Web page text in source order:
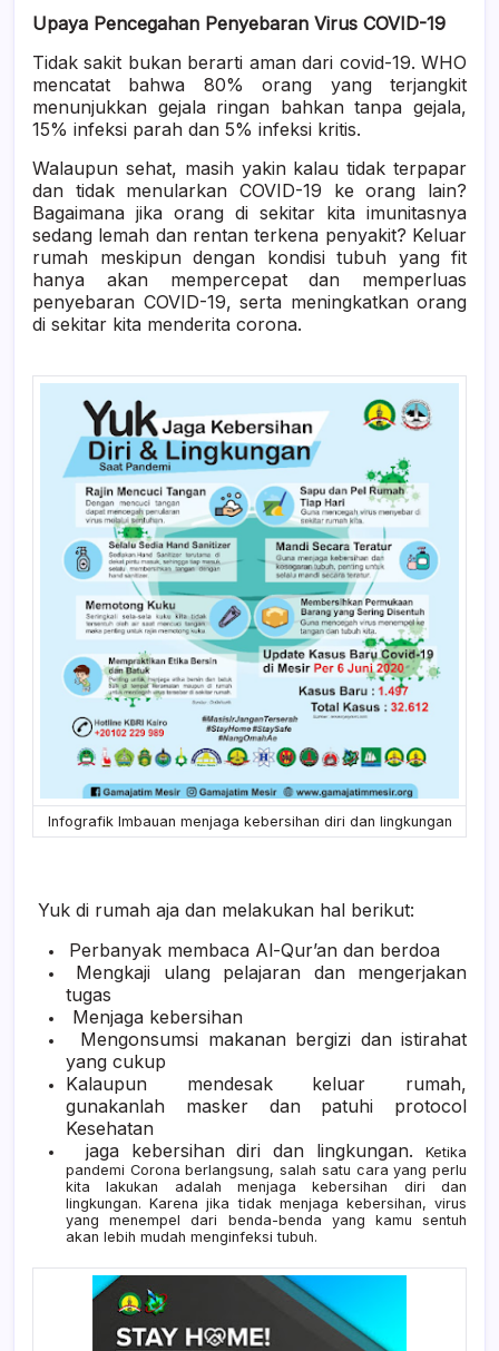
Upaya Pencegahan Penyebaran Virus COVID-19
Tidak sakit bukan berarti aman dari covid-19. WHO
mencatat bahwa 80% orang yang terjangkit
menunjukkan gejala ringan bahkan tanpa gejala,
15% infeksi parah dan 5% infeksi kritis.
Walaupun sehat, masih yakin kalau tidak terpapar
dan tidak menularkan COVID-19 ke orang lain?
Bagaimana jika orang di sekitar kita imunitasnya
sedang lemah dan rentan terkena penyakit? Keluar
rumah meskipun dengan kondisi tubuh yang fit
hanya akan mempercepat dan memperluas
penyebaran COVID-19, serta meningkatkan orang
di sekitar kita menderita corona.
Infografik Imbauan menjaga kebersihan diri dan lingkungan
Yuk di rumah aja dan melakukan hal berikut:
Perbanyak membaca Al-Qur’an dan berdoa
Mengkaji ulang pelajaran dan mengerjakan
tugas
Menjaga kebersihan
Mengonsumsi makanan bergizi dan istirahat
yang cukup
Kalaupun mendesak keluar rumah,
gunakanlah masker dan patuhi protocol
Kesehatan
jaga kebersihan diri dan lingkungan.Ketika
pandemi Corona berlangsung, salah satu cara yang perlu
kita lakukan adalah menjaga kebersihan diri dan
lingkungan. Karena jika tidak menjaga kebersihan, virus
yang menempel dari benda-benda yang kamu sentuh
akan lebih mudah menginfeksi tubuh.